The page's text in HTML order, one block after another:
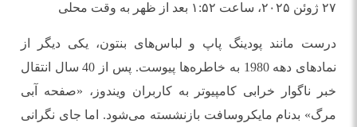
۲۷ ژوئن ۲۰۲۵، ساعت ۱:۵۲ بعد از ظهر به وقت محلی
درست مانند پودینگ پاپ و لباس‌های بنتون، یکی دیگر از
نمادهای دهه 1980 به خاطره‌ها پیوست. پس از 40 سال انتقال
خبر ناگوار خرابی کامپیوتر به کاربران ویندوز، «صفحه آبی
مرگ» بدنام مایکروسافت بازنشسته می‌شود. اما جای نگرانی